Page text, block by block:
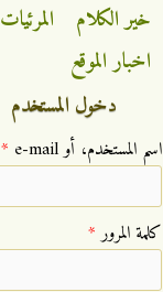
خير الكلام
المرئيات
اخبار الموقع
دخول المستخدم
‏اسم المستخدم، أو e-mail ‏ *
‏كلمة المرور ‏*